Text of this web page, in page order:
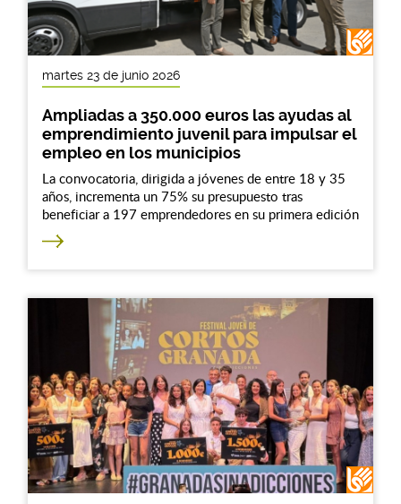
martes 23 de junio 2026
Ampliadas a 350.000 euros las ayudas al
emprendimiento juvenil para impulsar el
empleo en los municipios
La convocatoria, dirigida a jóvenes de entre 18 y 35
años, incrementa un 75% su presupuesto tras
beneficiar a 197 emprendedores en su primera edición